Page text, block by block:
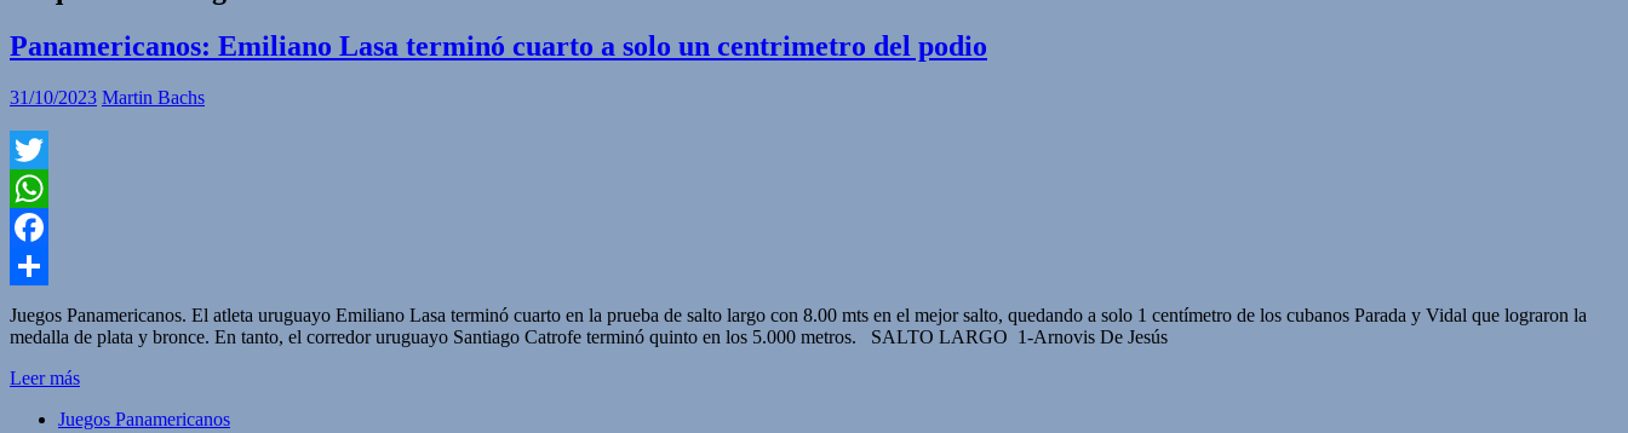
Panamericanos: Emiliano Lasa terminó cuarto a solo un centrimetro del podio
31/10/2023 Martin Bachs
Twitter
WhatsApp
Facebook
Compartir
Juegos Panamericanos. El atleta uruguayo Emiliano Lasa terminó cuarto en la prueba de salto largo con 8.00 mts en el mejor salto, quedando a solo 1 centímetro de los cubanos Parada y Vidal que lograron la
medalla de plata y bronce. En tanto, el corredor uruguayo Santiago Catrofe terminó quinto en los 5.000 metros. SALTO LARGO 1-Arnovis De Jesús
Leer más
Juegos Panamericanos